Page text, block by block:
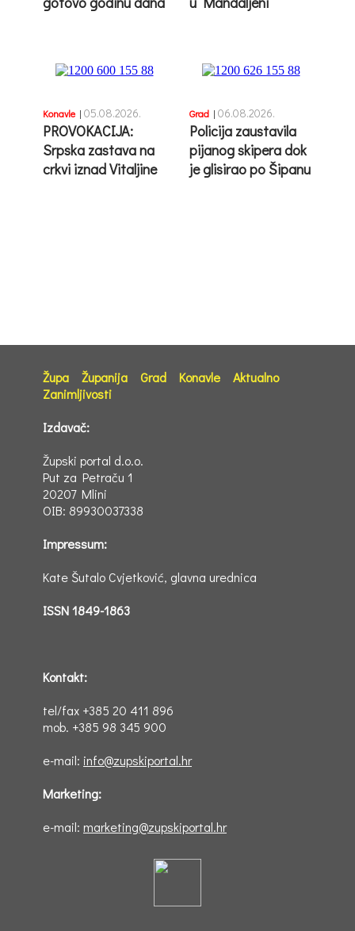
Konavle | 05.08.2026.
PROVOKACIJA:
Srpska zastava na
crkvi iznad Vitaljine
Grad | 06.08.2026.
Policija zaustavila
pijanog skipera dok
je glisirao po Šipanu
Župa Županija Grad Konavle
Aktualno
Zanimljivosti
Izdavač:
Župski portal d.o.o.
Put za Petraču 1
20207 Mlini
OIB: 89930037338
Impressum:
Kate Šutalo Cvjetković, glavna urednica
ISSN 1849-1863
Kontakt:
tel/fax +385 20 411 896
mob. +385 98 345 900
e-mail: info@zupskiportal.hr
Marketing:
e-mail: marketing@zupskiportal.hr